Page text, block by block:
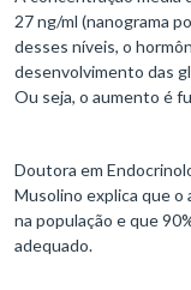
27 ng/ml (nanograma
desses níveis, o
desenvolvimento das
Ou seja, o aumento é
Doutora em
Musolino explica que o
na população e que
adequado.